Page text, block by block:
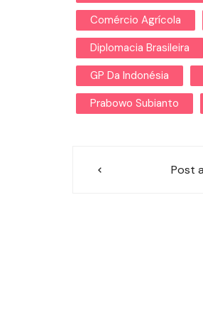
Comércio Agrícola
Diplomacia Brasileira
GP Da Indonésia
Prabowo Subianto
NavegaçãoPost